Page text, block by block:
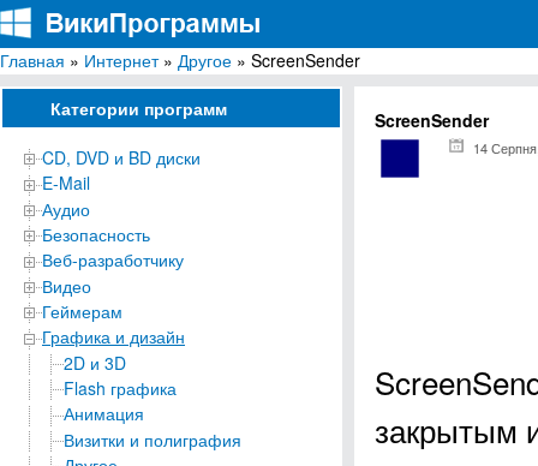
ВикиПрограммы
Энциклопедия бесплатных компьютерных программ для Windows
Главная » Интернет» Другое » ScreenSender
Категории программ
CD, DVD и BD диски
E-Mail
Аудио
Безопасность
Веб-разработчику
Видео
Геймерам
Графика и дизайн
2D и 3D
Flash графика
Анимация
Визитки и полиграфия
ScreenSender
14
закрытым